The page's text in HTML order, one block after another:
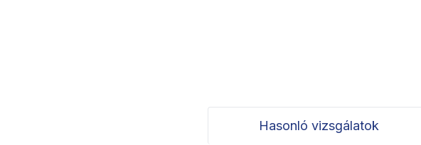
Hasonló vizsgálatok